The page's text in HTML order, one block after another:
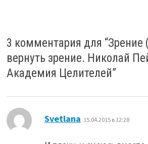
3 комментария для “Зрение
вернуть зрение. Николай
Академия Целителей”
Svetlana 15.04.2015 в 12:28